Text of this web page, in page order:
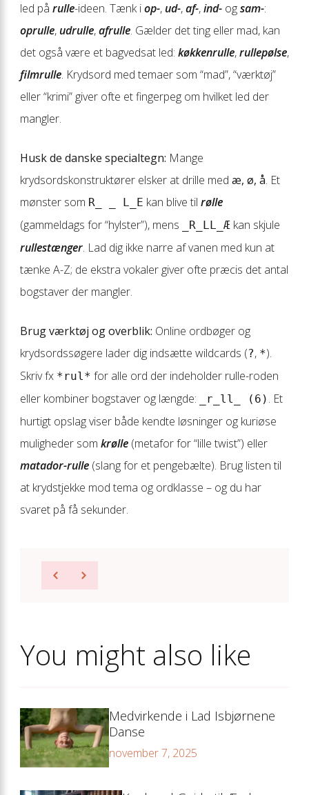
led på rulle-ideen. Tænk iop-, ud-,af-,ind- ogsam-:
oprulle, udrulle,afrulle. Gælder det ting eller mad, kan
det også være et bagvedsat led: køkkenrulle,rullepølse,
film­rulle. Krydsord med temaer som “mad”, “værktøj”
eller “krimi” giver ofte et fingerpeg om hvilket led der
mangler.
Husk de danske specialtegn: Mange
krydsordskonstruktører elsker at drille med æ, ø, å. Et
mønster som R_ _ L_E kan blive til rølle
(gammeldags for “hylster”), mens
_R_LL_Æ kan skjule
rullestænger. Lad dig ikke narre af vanen med kun at
tænke A-Z; de ekstra vokaler giver ofte præcis det antal
bogstaver der mangler.
Brug værktøj og overblik: Online ordbøger og
krydsordssøgere lader dig indsætte wildcards (?, *).
Skriv fx *rul* for alle ord der indeholder rulle-roden
eller kombiner bogstaver og længde:
_r_ll_ (6) . Et
hurtigt opslag viser både kendte løsninger og kuriøse
muligheder som krølle (metafor for “lille twist”) eller
matador-rulle (slang for et pengebælte). Brug listen til
at krydstjekke mod tema og ordklasse – og du har
svaret på få sekunder.
You might also like
november 7, 2025
Medvirkende i Lad Isbjørnene
Danse